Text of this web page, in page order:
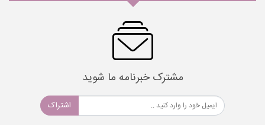
مشترک خبرنامه ما شوید
اشتراک